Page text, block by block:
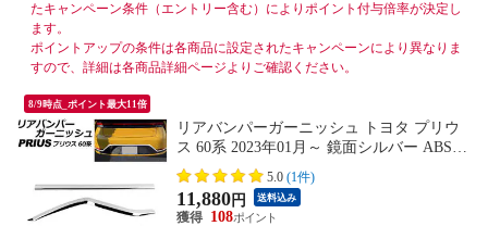
たキャンペーン条件（エントリー含む）によりポイント付与倍率が決定し
ます。
ポイントアップの条件は各商品に設定されたキャンペーンにより異なりま
すので、詳細は各商品詳細ページよりご確認ください。
8/9時点_ポイント最大11倍
リアバンパーガーニッシュ トヨタ プリウ
ス 60系 2023年01月～ 鏡面シルバー ABS製
入数：1セット(3個) AP-XT2409
5.0 (1件)
11,880円 送料込み
108